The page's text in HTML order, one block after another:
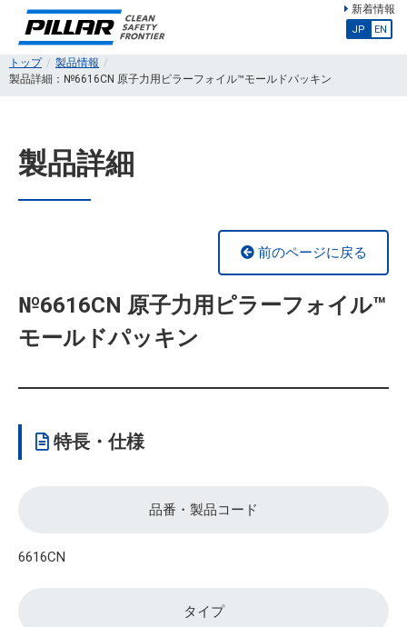
新着情報
JP EN
トップ
製品情報
製品詳細：№6616CN 原子力用ピラーフォイル™モールドパッキン
製品詳細
前のページに戻る
№6616CN 原子力用ピラーフォイル™
モールドパッキン
特長・仕様
品番・製品コード
6616CN
タイプ